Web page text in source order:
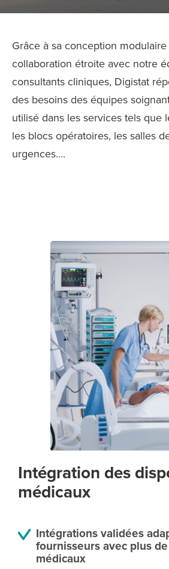
Grâce à sa conception
collaboration étroite avec notre
consultants cliniques, Digistat
des besoins des équipes
utilisé dans les services tels que
les blocs opératoires, les salles
urgences....
Intégration des
médicaux
Intégrations validées
fournisseurs avec plus
médicaux